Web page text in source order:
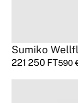
Sumiko
221 250 FT590